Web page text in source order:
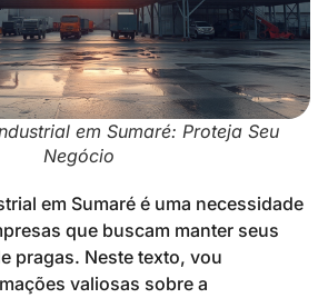
em Sumaré: Proteja Seu
Negócio
em Sumaré é uma necessidade
que buscam manter seus
pragas. Neste texto, vou
valiosas sobre a